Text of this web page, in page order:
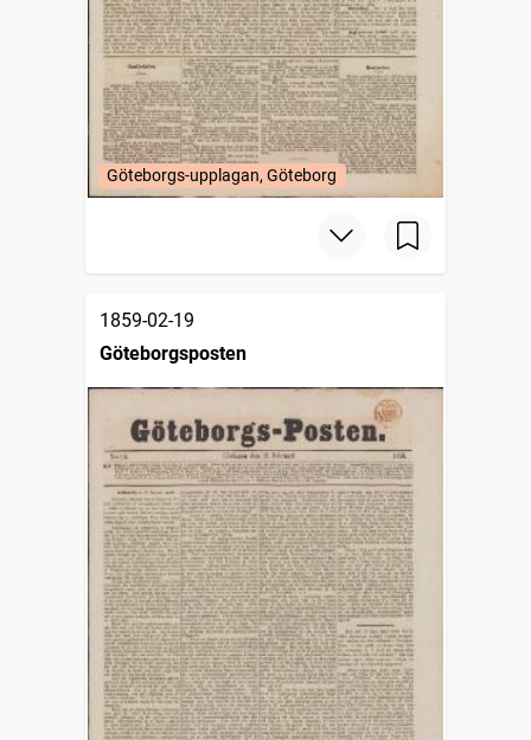
Göteborgs-upplagan, Göteborg
1859-02-19
Göteborgsposten